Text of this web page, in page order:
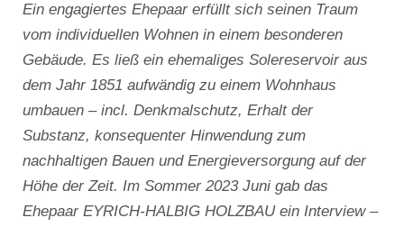
Ein engagiertes Ehepaar erfüllt sich seinen Traum
vom individuellen Wohnen in einem besonderen
Gebäude. Es ließ ein ehemaliges Solereservoir aus
dem Jahr 1851 aufwändig zu einem Wohnhaus
umbauen – incl. Denkmalschutz, Erhalt der
Substanz, konsequenter Hinwendung zum
nachhaltigen Bauen und Energieversorgung auf der
Höhe der Zeit. Im Sommer 2023 Juni gab das
Ehepaar EYRICH-HALBIG HOLZBAU ein Interview –